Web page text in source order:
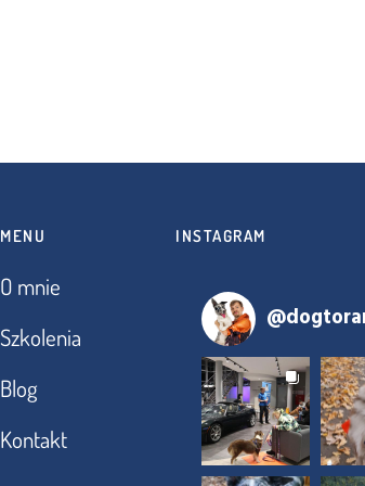
MENU
O mnie
Szkolenia
Blog
Kontakt
INSTAGRAM
@